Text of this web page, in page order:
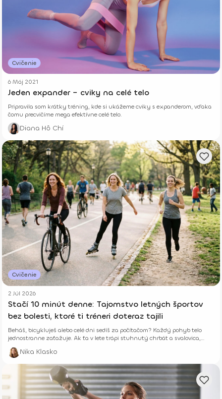
Cvičenie
6 Máj 2021
Jeden expander – cviky na celé telo
Pripravila som krátky tréning, kde si ukážeme cviky s expanderom, vďaka
čomu precvičíme mega efektívne celé telo.
Diana Hô Chí
Cvičenie
2 Júl 2026
Stačí 10 minút denne: Tajomstvo letných športov
bez bolesti, ktoré ti tréneri doteraz tajili
Beháš, bicykluješ alebo celé dni sedíš za počítačom? Každý pohyb telo
jednostranne zaťažuje. Ak ťa v lete trápi stuhnutý chrbát a svalovica,
niekde robíš chybu. Zisti, ako ti len 10 minút správneho cvičenia denne
vráti energiu a zabezpečí leto úplne bez b
Nika Klasko